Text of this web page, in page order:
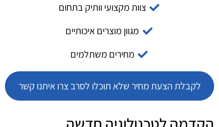
צוות מקצועי וותיק בתחום
מגוון מוצרים איכותיים
מחירים משתלמים
לקבלת הצעת מחיר שלא תוכלו לסרב צרו איתנו קשר